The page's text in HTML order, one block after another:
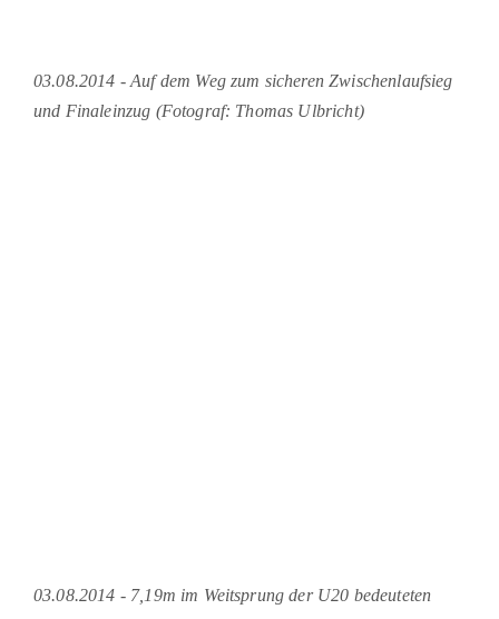
03.08.2014 - Auf dem Weg zum sicheren Zwischenlaufsieg
und Finaleinzug (Fotograf: Thomas Ulbricht)
03.08.2014 - 7,19m im Weitsprung der U20 bedeuteten